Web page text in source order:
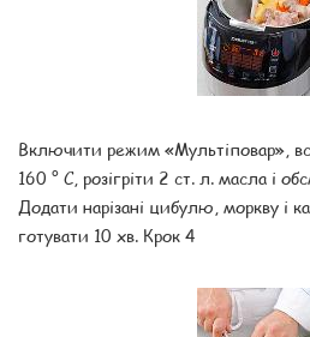
Включити режим «Мультіповар»,
160 ° С, розігріти 2 ст. л. масла і
Додати нарізані цибулю, моркву і
готувати 10 хв. Крок 4